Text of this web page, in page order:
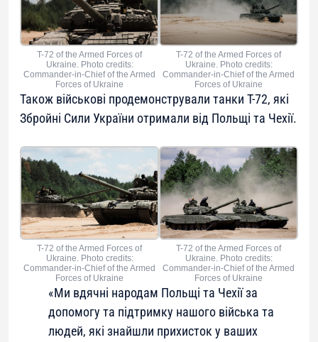
T-72 of the Armed Forces of
Ukraine. Photo credits:
Commander-in-Chief of the Armed
Forces of Ukraine
T-72 of the Armed Forces of
Ukraine. Photo credits:
Commander-in-Chief of the Armed
Forces of Ukraine
Також військові продемонстрували танки Т-72, які
Збройні Сили України отримали від Польщі та Чехії.
T-72 of the Armed Forces of
Ukraine. Photo credits:
Commander-in-Chief of the Armed
Forces of Ukraine
T-72 of the Armed Forces of
Ukraine. Photo credits:
Commander-in-Chief of the Armed
Forces of Ukraine
«Ми вдячні народам Польщі та Чехії за
допомогу та підтримку нашого війська та
людей, які знайшли прихисток у ваших